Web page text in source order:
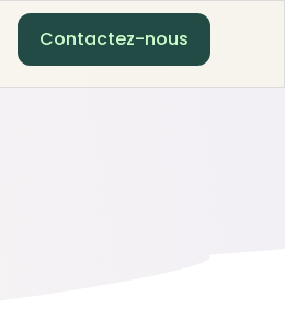
Contactez-nous